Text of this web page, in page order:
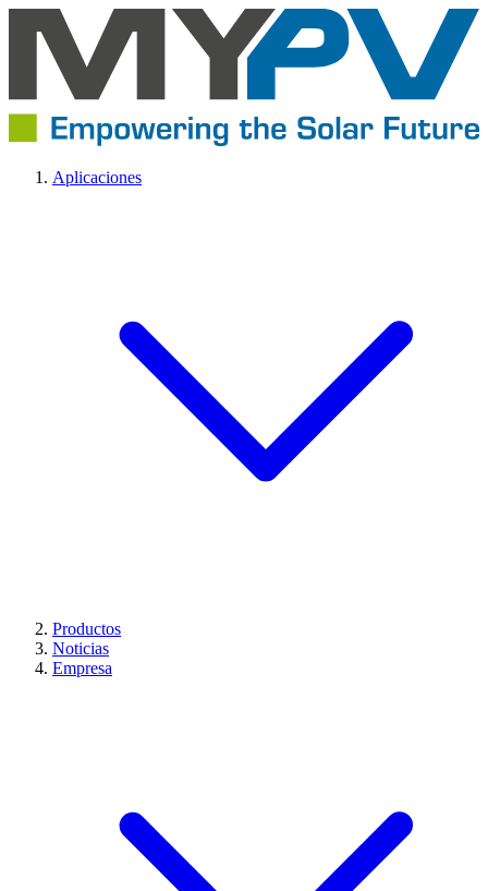
Aplicaciones
Productos
Noticias
Empresa